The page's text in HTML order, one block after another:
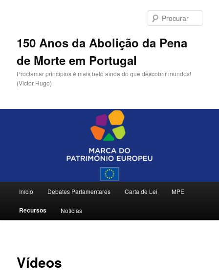
primário150 Anos da Abolição da Pena
de Morte em Portugal
Proclamar princípios é mais belo ainda do que descobrir mundos!
(Victor Hugo)
principal
Início Debates Parlamentares Carta de Lei MPE
Recursos Notícias
Vídeos